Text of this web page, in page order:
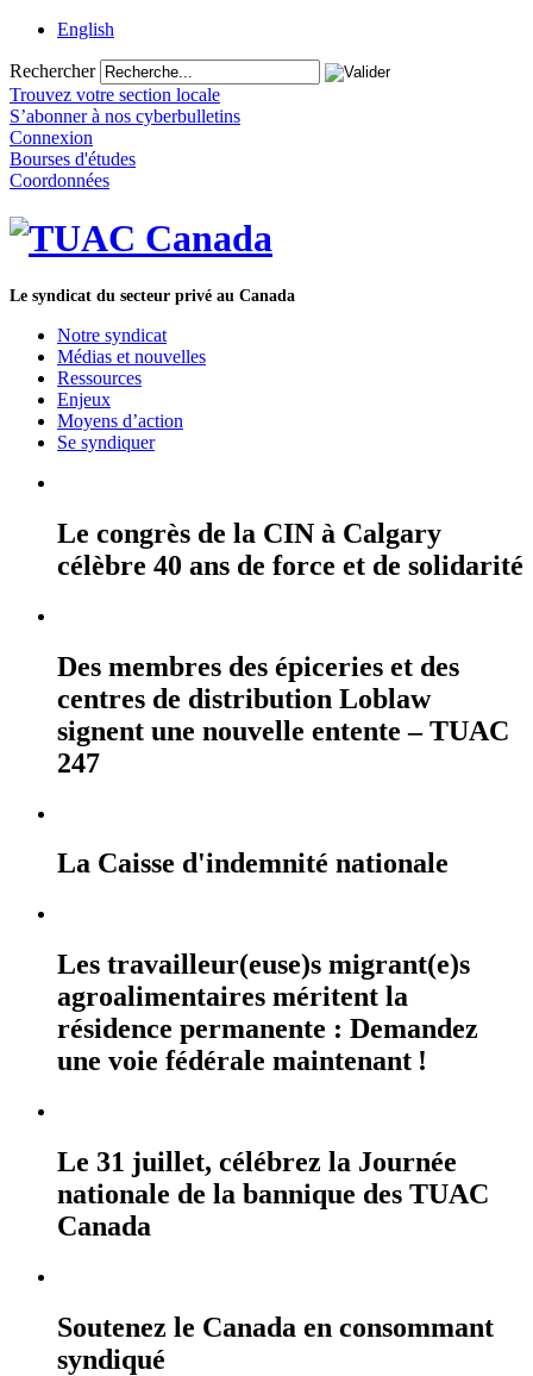
English
Rechercher
Trouvez votre section locale
S’abonner à nos cyberbulletins
Connexion
Bourses d'études
Coordonnées
Le syndicat du secteur privé au Canada
Notre syndicat
Médias et nouvelles
Ressources
Enjeux
Moyens d’action
Se syndiquer
Le congrès de la CIN à Calgary
célèbre 40 ans de force et de solidarité
Des membres des épiceries et des
centres de distribution Loblaw
signent une nouvelle entente – TUAC
247
La Caisse d'indemnité nationale
Les travailleur(euse)s migrant(e)s
agroalimentaires méritent la
résidence permanente : Demandez
une voie fédérale maintenant !
Le 31 juillet, célébrez la Journée
nationale de la bannique des TUAC
Canada
Soutenez le Canada en consommant
syndiqué